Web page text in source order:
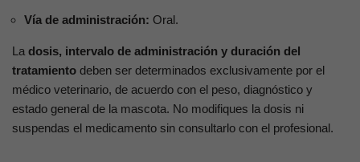
Vía de administración: Oral.
La dosis, intervalo de administración y duración del
tratamiento deben ser determinados exclusivamente por el
médico veterinario, de acuerdo con el peso, diagnóstico y
estado general de la mascota. No modifiques la dosis ni
suspendas el medicamento sin consultarlo con el profesional.